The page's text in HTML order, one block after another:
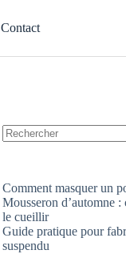
Contact
Comment masquer un
Mousseron d’automne
le cueillir
Guide pratique pour
suspendu